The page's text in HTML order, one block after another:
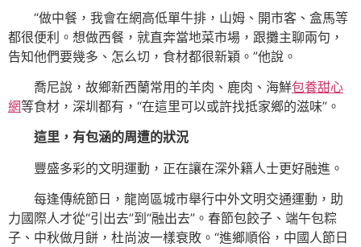
“做中餐，我會在網高低單牛排，山姆、開市客、盒馬等
都很便利。想做西餐，就直奔當地菜市場，跟攤主聊兩句，
告知他們要幾多、怎么切，食材都很新穎。”他說。
喬尼說，故鄉新西蘭常用的羊肉、鹿肉、海鮮包養甜心
網等食材，深圳都有，“在這里可以或許找抵家鄉的滋味”。
這里，有包涵的周遭的狀況
豐盛多彩的文明運動，正在讓在深外籍人士更好融進。
每逢傳統節日，龍崗區城市舉行中外文明交通運動，助
力國際人才從“引出去”到“融出去”。春節包餃子、端午包粽
子、中秋做月餅，杜尚波一樣衰敗。“進鄉順俗，中國人節日